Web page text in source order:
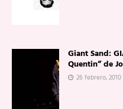
Giant Sand:
Quentin” de
26 febrero, 2010